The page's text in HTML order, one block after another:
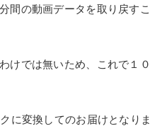
間の動画データを取り戻すこ
けでは無いため、これで１０
に変換してのお届けとなりま